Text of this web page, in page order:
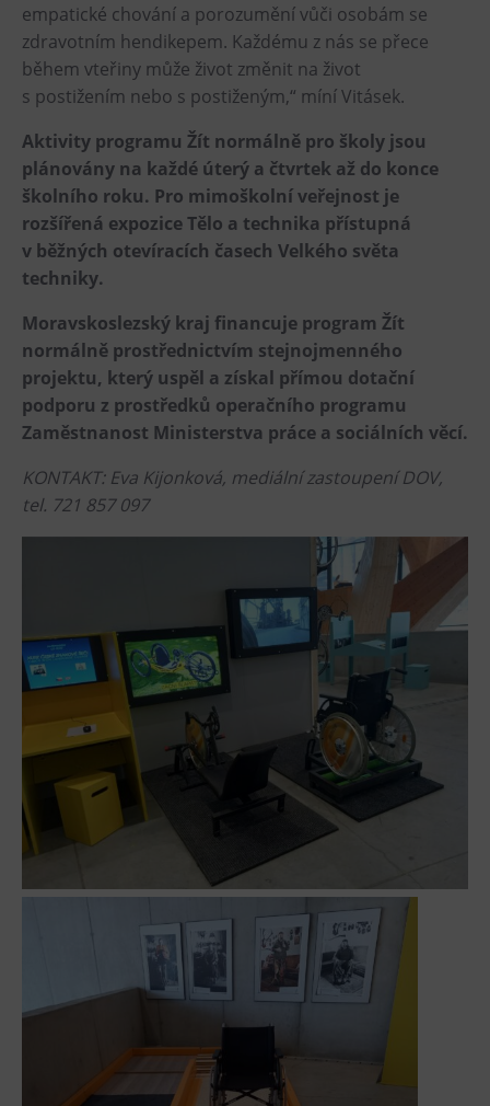
Další
Narozeninové oslavy
Tematické dárkové poukazy
Pro školy
DOVýuky
Kroužky pro děti
Výjezdní akce
empatické chování a porozumění vůči osobám se
zdravotním hendikepem. Každému z nás se přece
během vteřiny může život změnit na život
s postižením nebo s postiženým,“ míní Vitásek.
Aktivity programu Žít normálně pro školy jsou
plánovány na každé úterý a čtvrtek až do konce
školního roku. Pro mimoškolní veřejnost je
rozšířená expozice Tělo a technika přístupná
v běžných otevíracích časech Velkého světa
techniky.
Moravskoslezský kraj financuje program Žít
normálně prostřednictvím stejnojmenného
projektu, který uspěl a získal přímou dotační
podporu z prostředků operačního programu
Zaměstnanost Ministerstva práce a sociálních věcí.
KONTAKT: Eva Kijonková, mediální zastoupení DOV,
tel. 721 857 097